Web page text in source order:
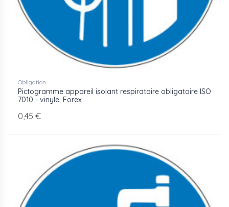
Obligation
Pictogramme appareil isolant respiratoire obligatoire ISO
7010 - vinyle, Forex
0,45 €